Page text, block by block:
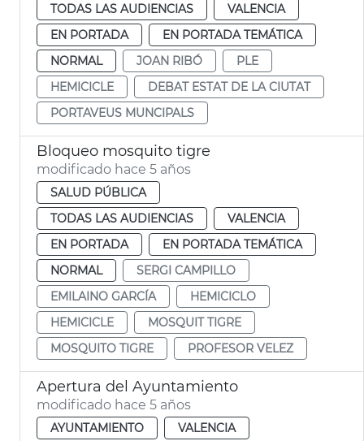
TODAS LAS AUDIENCIAS
VALENCIA
EN PORTADA
EN PORTADA TEMÁTICA
NORMAL
JOAN RIBÓ
PLE
HEMICICLE
DEBAT ESTAT DE LA CIUTAT
PORTAVEUS MUNCIPALS
Bloqueo mosquito tigre
modificado hace 5 años
SALUD PÚBLICA
TODAS LAS AUDIENCIAS
VALENCIA
EN PORTADA
EN PORTADA TEMÁTICA
NORMAL
SERGI CAMPILLO
EMILAINO GARCÍA
HEMICICLO
HEMICICLE
MOSQUIT TIGRE
MOSQUITO TIGRE
PROFESOR VELEZ
Apertura del Ayuntamiento
modificado hace 5 años
AYUNTAMIENTO
VALENCIA